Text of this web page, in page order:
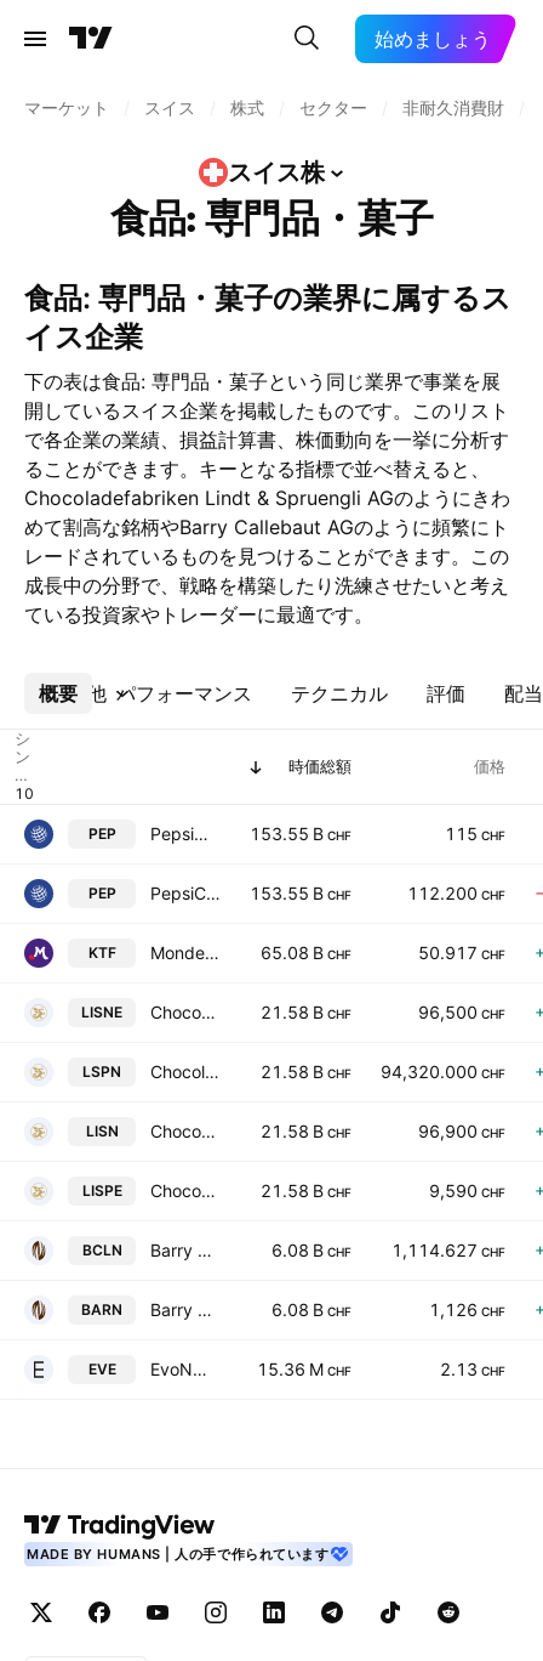
始めましょう
マーケット スイス 株式 セクター 非耐久消費財
スイス株
食品: 専門品・菓子
食品: 専門品・菓子の業界に属するス
イス企業
下の表は食品: 専門品・菓子という同じ業界で事業を展
開しているスイス企業を掲載したものです。このリスト
で各企業の業績、損益計算書、株価動向を一挙に分析す
ることができます。キーとなる指標で並べ替えると、
Chocoladefabriken Lindt & Spruengli AGのようにきわ
めて割高な銘柄やBarry Callebaut AGのように頻繁にト
レードされているものを見つけることができます。この
成長中の分野で、戦略を構築したり洗練させたいと考え
ている投資家やトレーダーに最適です。
概要 パフォーマンス テクニカル 評価 配当
その他
シ
ン
ボ
ル
時価総額 価格
PEP PepsiCo, Inc. 153.55 B CHF 115 CHF
PEP PepsiCo, Inc. 153.55 B CHF 112.200 CHF
KTF Mondelez International, Inc. Class A 65.08 B CHF 50.917 CHF
LISNE Chocoladefabriken Lindt & Spruengli AG TEMP 21.58 B CHF 96,500 CHF
LSPN Chocoladefabriken Lindt & Spruengli AG 21.58 B CHF 94,320.000 CHF
LISN Chocoladefabriken Lindt & Spruengli AG 21.58 B CHF 96,900 CHF
LISPE Chocoladefabriken Lindt & Spruengli AG TEMP 21.58 B CHF 9,590 CHF
BCLN Barry Callebaut AG 6.08 B CHF 1,114.627 CHF
BARN Barry Callebaut AG 6.08 B CHF 1,126 CHF
EVE EvoNext Holdings SA 15.36 M CHF 2.13 CHF
MADE BY HUMANS | 人の手で作られています